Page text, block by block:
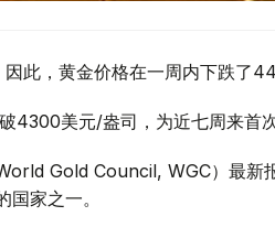
此，黄金价格在一周内下跌了
4300美元/盎司，为近七周来首次
Gold Council, WGC）最新
家之一。